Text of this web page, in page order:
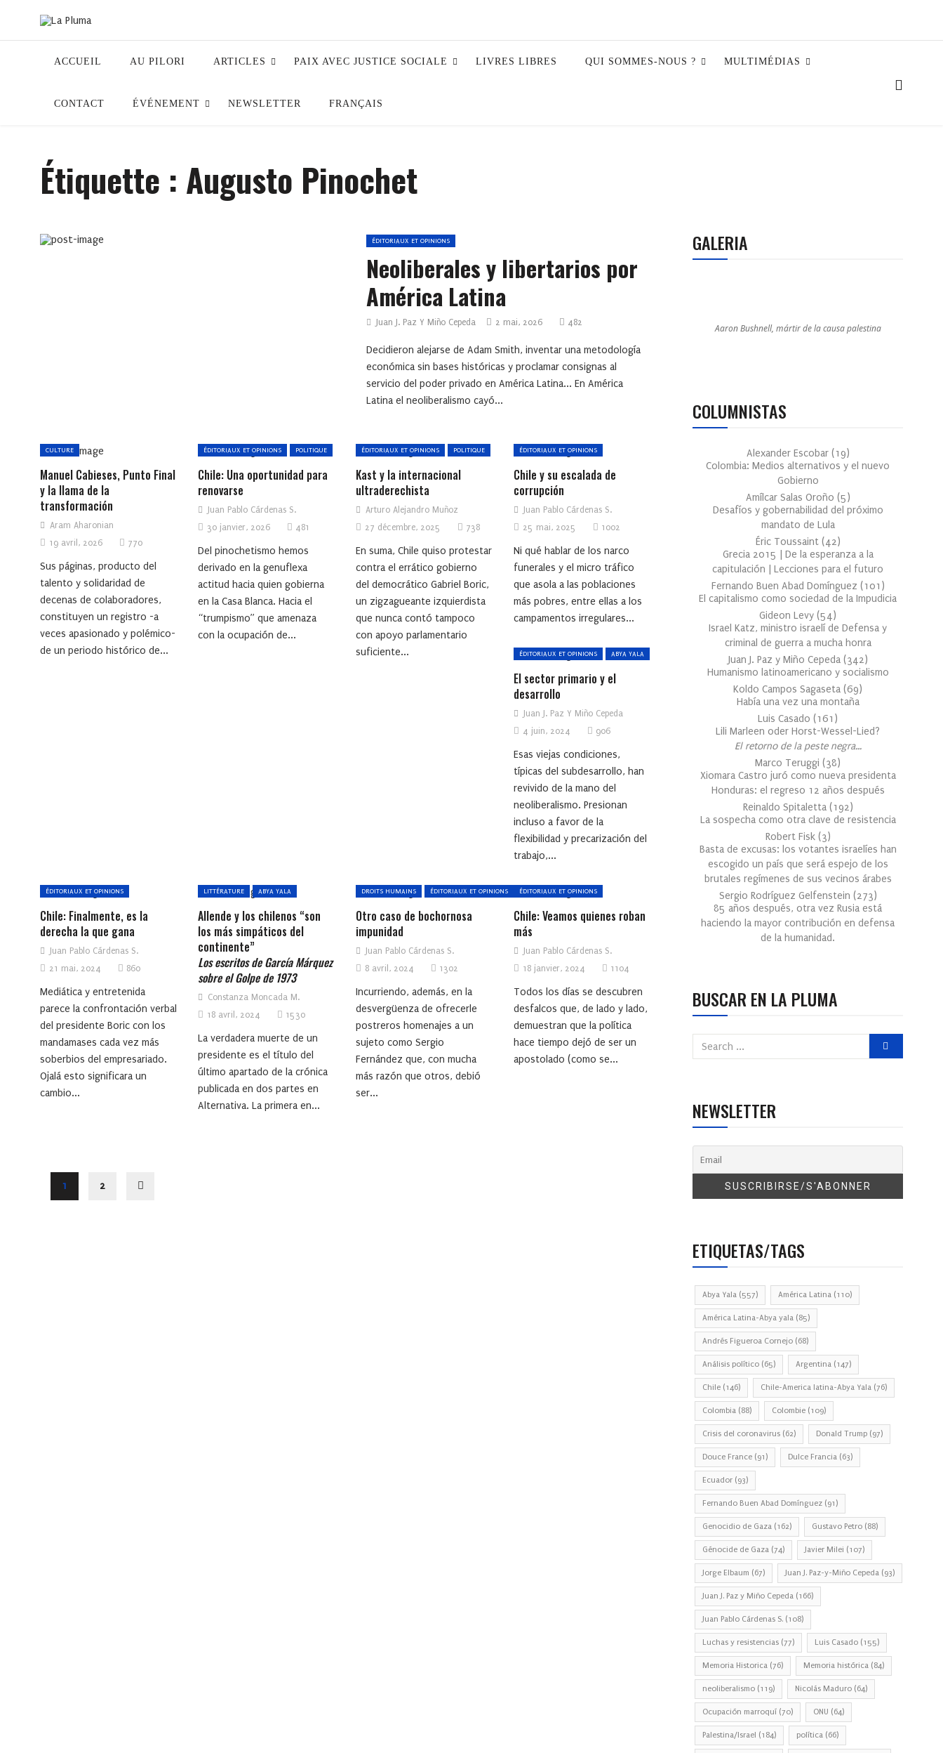
ACCUEIL AU PILORI ARTICLES PAIX AVEC JUSTICE SOCIALE LIVRES LIBRES QUI SOMMES-NOUS ? MULTIMÉDIAS
CONTACT ÉVÉNEMENT NEWSLETTER FRANÇAIS
Étiquette : Augusto Pinochet
ÉDITORIAUX ET OPINIONS
Neoliberales y libertarios por
América Latina
Juan J. Paz Y Miño Cepeda 2 mai, 2026 482
Decidieron alejarse de Adam Smith, inventar una metodología
económica sin bases históricas y proclamar consignas al
servicio del poder privado en América Latina... En América
Latina el neoliberalismo cayó...
CULTURE
Manuel Cabieses, Punto Final
y la llama de la
transformación
Aram Aharonian
19 avril, 2026
770
Sus páginas, producto del
talento y solidaridad de
decenas de colaboradores,
constituyen un registro -a
veces apasionado y polémico-
de un periodo histórico de...
ÉDITORIAUX ET OPINIONS POLITIQUE
Chile: Una oportunidad para
renovarse
Juan Pablo Cárdenas S.
30 janvier, 2026
481
Del pinochetismo hemos
derivado en la genuflexa
actitud hacia quien gobierna
en la Casa Blanca. Hacia el
“trumpismo” que amenaza
con la ocupación de...
ÉDITORIAUX ET OPINIONS POLITIQUE
Kast y la internacional
ultraderechista
Arturo Alejandro Muñoz
27 décembre, 2025
738
En suma, Chile quiso protestar
contra el errático gobierno
del democrático Gabriel Boric,
un zigzagueante izquierdista
que nunca contó tampoco
con apoyo parlamentario
suficiente...
ÉDITORIAUX ET OPINIONS
Chile y su escalada de
corrupción
Juan Pablo Cárdenas S.
25 mai, 2025
1002
Ni qué hablar de los narco
funerales y el micro tráfico
que asola a las poblaciones
más pobres, entre ellas a los
campamentos irregulares...
ÉDITORIAUX ET OPINIONS ABYA YALA
El sector primario y el
desarrollo
Juan J. Paz Y Miño Cepeda
4 juin, 2024
906
Esas viejas condiciones,
típicas del subdesarrollo, han
revivido de la mano del
neoliberalismo. Presionan
incluso a favor de la
flexibilidad y precarización del
trabajo,...
ÉDITORIAUX ET OPINIONS
Chile: Finalmente, es la
derecha la que gana
Juan Pablo Cárdenas S.
21 mai, 2024
860
Mediática y entretenida
parece la confrontación verbal
del presidente Boric con los
mandamases cada vez más
soberbios del empresariado.
Ojalá esto significara un
cambio...
LITTÉRATURE ABYA YALA
Allende y los chilenos “son
los más simpáticos del
continente”
Los escritos de García Márquez
sobre el Golpe de 1973
Constanza Moncada M.
18 avril, 2024
1530
La verdadera muerte de un
presidente es el título del
último apartado de la crónica
publicada en dos partes en
Alternativa. La primera en...
DROITS HUMAINS ÉDITORIAUX ET OPINIONS IMPUNITÉ
Otro caso de bochornosa
impunidad
Juan Pablo Cárdenas S.
8 avril, 2024
1302
Incurriendo, además, en la
desvergüenza de ofrecerle
postreros homenajes a un
sujeto como Sergio
Fernández que, con mucha
más razón que otros, debió
ser...
ÉDITORIAUX ET OPINIONS
Chile: Veamos quienes roban
más
Juan Pablo Cárdenas S.
18 janvier, 2024
1104
Todos los días se descubren
desfalcos que, de lado y lado,
demuestran que la política
hace tiempo dejó de ser un
apostolado (como se...
1 2
GALERIA
Aaron Bushnell, mártir de la causa palestina
COLUMNISTAS
Alexander Escobar (19)
Colombia: Medios alternativos y el nuevo
Gobierno
Amílcar Salas Oroño (5)
Desafíos y gobernabilidad del próximo
mandato de Lula
Éric Toussaint (42)
Grecia 2015 | De la esperanza a la
capitulación | Lecciones para el futuro
Fernando Buen Abad Domínguez (101 )
El capitalismo como sociedad de la Impudicia
Gideon Levy (54)
Israel Katz, ministro israelí de Defensa y
criminal de guerra a mucha honra
Juan J. Paz y Miño Cepeda (342)
Humanismo latinoamericano y socialismo
Koldo Campos Sagaseta (69)
Había una vez una montaña
Luis Casado (161 )
Lili Marleen oder Horst-Wessel-Lied?
El retorno de la peste negra…
Marco Teruggi (38)
Xiomara Castro juró como nueva presidenta
Honduras: el regreso 12 años después
Reinaldo Spitaletta (192)
La sospecha como otra clave de resistencia
Robert Fisk (3)
Basta de excusas: los votantes israelíes han
escogido un país que será espejo de los
brutales regímenes de sus vecinos árabes
Sergio Rodríguez Gelfenstein (273)
85 años después, otra vez Rusia está
haciendo la mayor contribución en defensa
de la humanidad.
BUSCAR EN LA PLUMA
NEWSLETTER
ETIQUETAS/TAGS
Abya Yala (557) América Latina (110)
América Latina-Abya yala (85)
Andrés Figueroa Cornejo (68)
Análisis político (65) Argentina (147)
Chile (146) Chile-America latina-Abya Yala (76)
Colombia (88) Colombie (109)
Crisis del coronavirus (62) Donald Trump (97)
Douce France (91) Dulce Francia (63)
Ecuador (93)
Fernando Buen Abad Domínguez (91)
Genocidio de Gaza (162) Gustavo Petro (88)
Génocide de Gaza (74) Javier Milei (107)
Jorge Elbaum (67) Juan J. Paz-y-Miño Cepeda (93)
Juan J. Paz y Miño Cepeda (166)
Juan Pablo Cárdenas S. (108)
Luchas y resistencias (77) Luis Casado (155)
Memoria Historica (76) Memoria histórica (84)
neoliberalismo (119) Nicolás Maduro (64)
Ocupación marroquí (70) ONU (64)
Palestina/Israel (184) política (66)